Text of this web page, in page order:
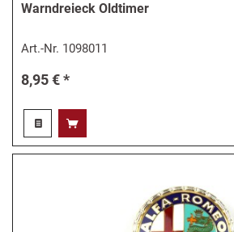
Warndreieck Oldtimer
Art.-Nr. 1098011
8,95 € *